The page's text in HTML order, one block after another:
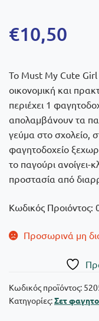
€10,50
Το Must My Cute Girl
οικονομική και
περιέχει 1
απολαμβάνουν τα
γεύμα στο σχολείο,
φαγητοδοχείο
το παγούρι ανοίγει-
προστασία από
Κωδικός Προιόντος:
Προσωρινά μη
Κωδικός προϊόντος:
Κατηγορίες:Σετ